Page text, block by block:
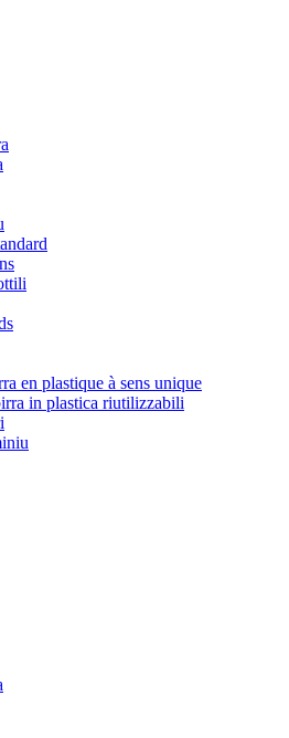
en plastique à sens unique
in plastica riutilizzabili